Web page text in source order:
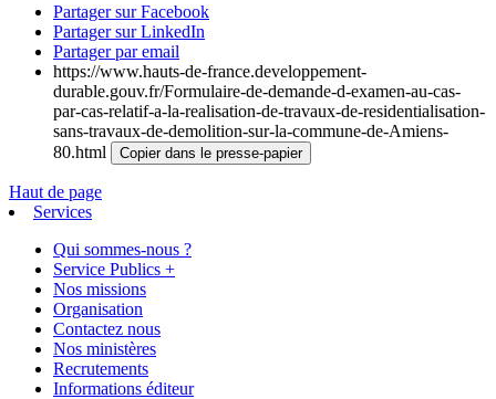
Partager sur Facebook
Partager sur LinkedIn
Partager par email
https://www.hauts-de-france.developpement-
durable.gouv.fr/Formulaire-de-demande-d-examen-au-cas-
par-cas-relatif-a-la-realisation-de-travaux-de-residentialisation-
sans-travaux-de-demolition-sur-la-commune-de-Amiens-
80.html
Copier dans le presse-papier
Haut de page
Services
Qui sommes-nous ?
Service Publics +
Nos missions
Organisation
Contactez nous
Nos ministères
Recrutements
Informations éditeur